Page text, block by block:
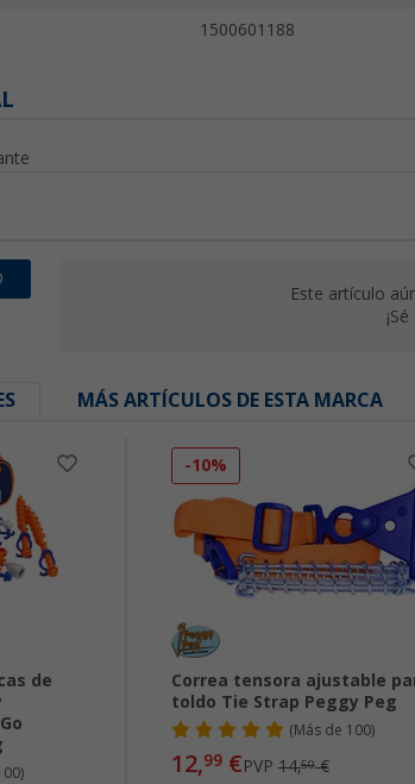
1500601188
Este artículo
MÁS ARTÍCULOS DE ESTA MARCA
de
-10%
Correa tensora ajustable
toldo Tie Strap Peggy Peg
( Más de 100)
12,99€PVP 14,50€